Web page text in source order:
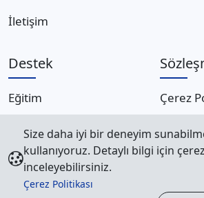
İletişim
Destek
Eğitim
Destek Talebi
S.S.S.
Blog Yazıları
Çerez
Gizlilik
Size daha iyi bir deneyim
kullanıyoruz. Detaylı bilgi için
inceleyebilirsiniz.
Çerez Politikası